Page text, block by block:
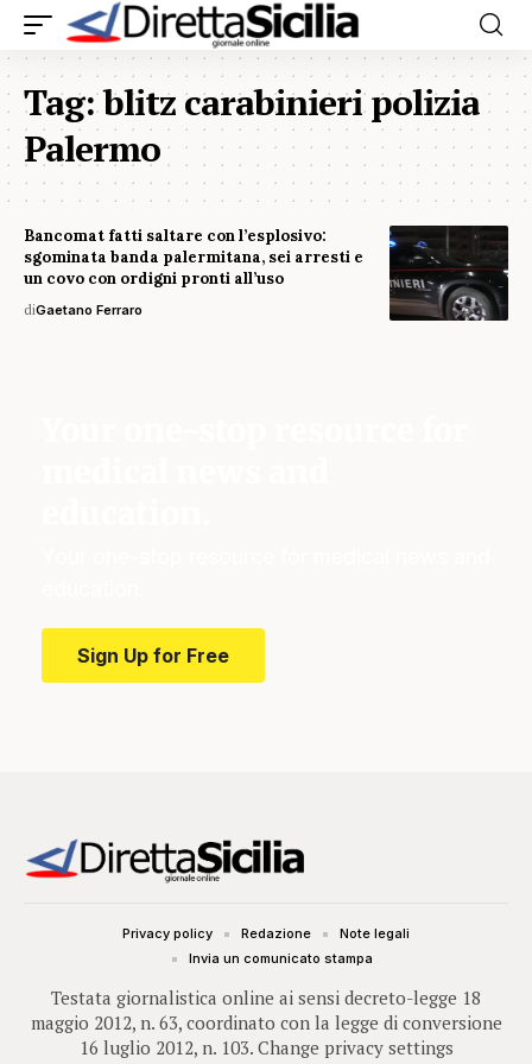
Tag:blitz carabinieri polizia
Palermo
Bancomat fatti saltare con l’esplosivo:
sgominata banda palermitana, sei arresti e
un covo con ordigni pronti all’uso
diGaetano Ferraro
Sign Up for Free
Testata giornalistica online ai sensi decreto-legge 18
maggio 2012, n. 63, coordinato con la legge di conversione
16 luglio 2012, n. 103. Change privacy settings
Privacy policy Redazione
Note legali
Invia un comunicato stampa